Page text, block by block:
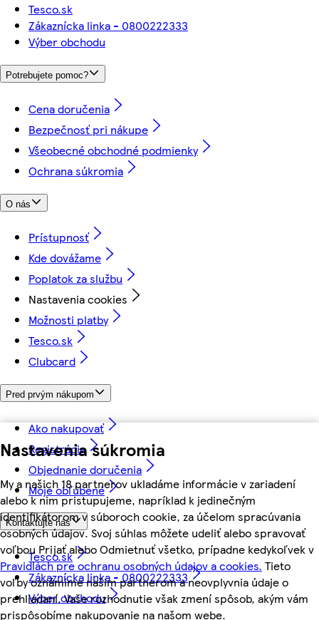
Nastavenia súkromia
My a našich 18 partnerov ukladáme informácie v zariadení
alebo k nim pristupujeme, napríklad k jedinečným
identifikátorom v súboroch cookie, za účelom spracúvania
osobných údajov. Svoj súhlas môžete udeliť alebo spravovať
voľbou Prijať alebo Odmietnuť všetko, prípadne kedykoľvek v
Pravidlách pre ochranu osobných údajov a cookies. Tieto
voľby oznámime našim partnerom a neovplyvnia údaje o
prehliadaní. Vaše rozhodnutie však zmení spôsob, akým vám
prispôsobíme nakupovanie na našom webe.
Tesco.sk
Zákaznícka linka - 0800222333
Výber obchodu
Potrebujete pomoc?
Cena doručenia
Bezpečnosť pri nákupe
Všeobecné obchodné podmienky
Ochrana súkromia
O nás
Prístupnosť
Kde dovážame
Poplatok za službu
Nastavenia cookies
Možnosti platby
Tesco.sk
Clubcard
Pred prvým nákupom
Ako nakupovať
Registrácia
Objednanie doručenia
Moje obľúbené
Kontaktujte nás
Tesco.sk
Zákaznícka linka - 0800222333
Výber obchodu